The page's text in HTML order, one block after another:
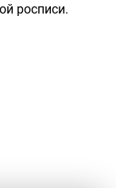
росписи.